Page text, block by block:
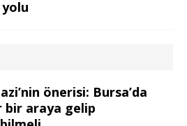
yolu
önerisi: Bursa’da
araya gelip